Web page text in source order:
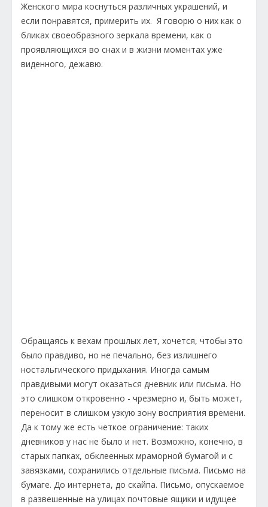
Женского мира коснуться различных украшений, и
если понравятся, примерить их. Я говорю о них как о
бликах своеобразного зеркала времени, как о
проявляющихся во снах и в жизни моментах уже
виденного, дежавю.
Обращаясь к вехам прошлых лет, хочется, чтобы это
было правдиво, но не печально, без излишнего
ностальгического придыхания. Иногда самым
правдивыми могут оказаться дневник или письма. Но
это слишком откровенно - чрезмерно и, быть может,
переносит в слишком узкую зону восприятия времени.
Да к тому же есть четкое ограничение: таких
дневников у нас не было и нет. Возможно, конечно, в
старых папках, обклеенных мраморной бумагой и с
завязками, сохранились отдельные письма. Письмо на
бумаге. До интернета, до скайпа. Письмо, опускаемое
в развешенные на улицах почтовые ящики и идущее